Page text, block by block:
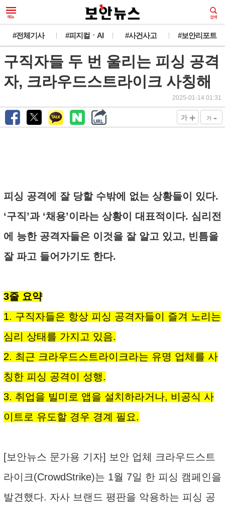
#전체기사 #피지컬ㆍAI #사건사고 #보안리포트
구직자들 두 번 울리는 피싱 공격
자, 크라우드스트라이크 사칭해
2025-01-14 01:31
가 + 가 -
피싱 공격에 잘 당할 수밖에 없는 상황들이 있다.
‘구직’과 ‘채용’이라는 상황이 대표적이다. 심리전
에 능한 공격자들은 이것을 잘 알고 있고, 빈틈을
잘 파고 들어가기도 한다.
3줄 요약
1. 구직자들은 항상 피싱 공격자들이 즐겨 노리는
심리 상태를 가지고 있음.
2. 최근 크라우드스트라이크라는 유명 업체를 사
칭한 피싱 공격이 성행.
3. 취업을 빌미로 앱을 설치하라거나, 비공식 사
이트로 유도할 경우 경계 필요.
[보안뉴스 문가용 기자] 보안 업체 크라우드스트
라이크(CrowdStrike)는 1월 7일 한 피싱 캠페인을
발견했다. 자사 브랜드 평판을 악용하는 피싱 공